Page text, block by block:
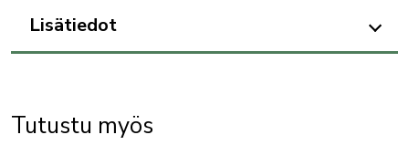
määrä
Lisätiedot
Tutustu myös